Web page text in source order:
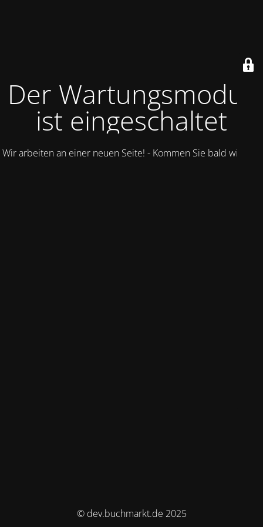
Der Wartungsmodus
ist eingeschaltet
Wir arbeiten an einer neuen Seite! - Kommen Sie bald wieder.
© dev.buchmarkt.de 2025